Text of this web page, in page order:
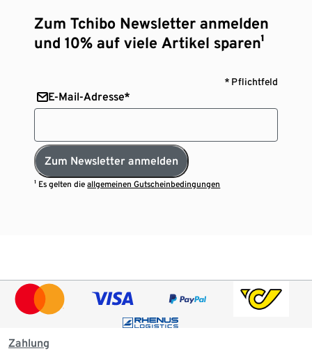
Zum Tchibo Newsletter anmelden
und 10% auf viele Artikel sparen¹
* Pflichtfeld
E-Mail-Adresse*
Zum Newsletter anmelden
¹ Es gelten dieallgemeinen Gutscheinbedingungen
Zahlung